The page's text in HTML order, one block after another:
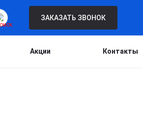
ЗАКАЗАТЬ ЗВОНОК
Акции Контакты